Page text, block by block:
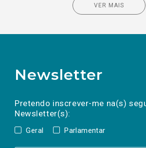
VER MAIS
Newsletter
Pretendo inscrever-me na(s)
Newsletter(s):
Geral Parlamentar
a(s) newsletter(s).
mail